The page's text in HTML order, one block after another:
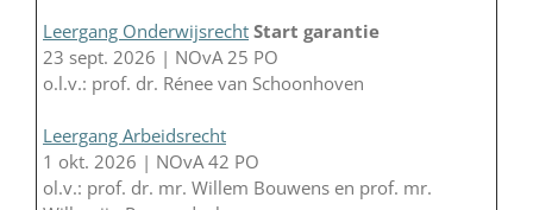
Leergang Onderwijsrecht Start garantie
23 sept. 2026 | NOvA 25 PO
o.l.v.: prof. dr. Rénee van Schoonhoven
Leergang Arbeidsrecht
1 okt. 2026 | NOvA 42 PO
ol.v.: prof. dr. mr. Willem Bouwens en prof. mr.